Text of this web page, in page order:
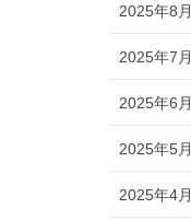
2025年8月
2025年7月
2025年6月
2025年5月
2025年4月